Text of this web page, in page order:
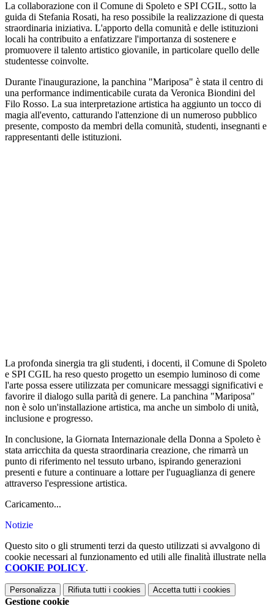
La collaborazione con il Comune di Spoleto e SPI CGIL, sotto la
guida di Stefania Rosati, ha reso possibile la realizzazione di questa
straordinaria iniziativa. L'apporto della comunità e delle istituzioni
locali ha contribuito a enfatizzare l'importanza di sostenere e
promuovere il talento artistico giovanile, in particolare quello delle
studentesse coinvolte.
Durante l'inaugurazione, la panchina "Mariposa" è stata il centro di
una performance indimenticabile curata da Veronica Biondini del
Filo Rosso. La sua interpretazione artistica ha aggiunto un tocco di
magia all'evento, catturando l'attenzione di un numeroso pubblico
presente, composto da membri della comunità, studenti, insegnanti e
rappresentanti delle istituzioni.
La profonda sinergia tra gli studenti, i docenti, il Comune di Spoleto
e SPI CGIL ha reso questo progetto un esempio luminoso di come
l'arte possa essere utilizzata per comunicare messaggi significativi e
favorire il dialogo sulla parità di genere. La panchina "Mariposa"
non è solo un'installazione artistica, ma anche un simbolo di unità,
inclusione e progresso.
In conclusione, la Giornata Internazionale della Donna a Spoleto è
stata arricchita da questa straordinaria creazione, che rimarrà un
punto di riferimento nel tessuto urbano, ispirando generazioni
presenti e future a continuare a lottare per l'uguaglianza di genere
attraverso l'espressione artistica.
Caricamento...
Notizie
Questo sito o gli strumenti terzi da questo utilizzati si avvalgono di
cookie necessari al funzionamento ed utili alle finalità illustrate nella
COOKIE POLICY.
Personalizza Rifiuta tutti i cookies Accetta tutti i cookies
Gestione cookie